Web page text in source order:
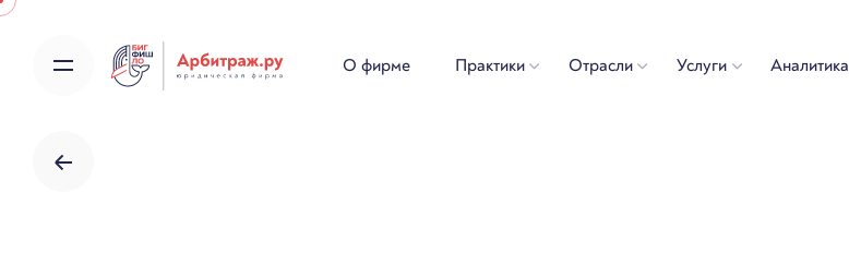
Skip
content
О фирме Практики Отрасли Услуги Аналитика